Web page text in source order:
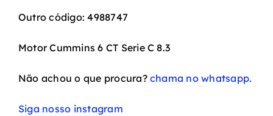
Outro código: 4988747
Motor Cummins 6 CT Serie C 8.3
Não achou o que procura?chama no whatsapp.
Siga nosso instagram